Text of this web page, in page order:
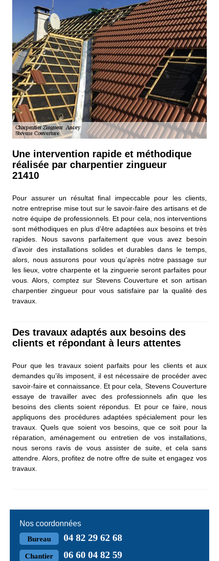
Une intervention rapide et méthodique
réalisée par charpentier zingueur
21410
Pour assurer un résultat final impeccable pour les clients,
notre entreprise mise tout sur le savoir-faire des artisans et de
notre équipe de professionnels. Et pour cela, nos interventions
sont méthodiques en plus d’être adaptées aux besoins et très
rapides. Nous savons parfaitement que vous avez besoin
d’avoir des installations solides et durables dans le temps,
alors, nous assurons pour vous qu’après notre passage sur
les lieux, votre charpente et la zinguerie seront parfaites pour
vous. Alors, comptez sur Stevens Couverture et son artisan
charpentier zingueur pour vous satisfaire par la qualité des
travaux.
Des travaux adaptés aux besoins des
clients et répondant à leurs attentes
Pour que les travaux soient parfaits pour les clients et aux
demandes qu’ils imposent, il est nécessaire de procéder avec
savoir-faire et connaissance. Et pour cela, Stevens Couverture
essaye de travailler avec des professionnels afin que les
besoins des clients soient répondus. Et pour ce faire, nous
appliquons des procédures adaptées spécialement pour les
travaux. Quels que soient vos besoins, que ce soit pour la
réparation, aménagement ou entretien de vos installations,
nous serons ravis de vous assister de suite, et cela sans
attendre. Alors, profitez de notre offre de suite et engagez vos
travaux.
Nos coordonnées
Bureau 04 82 29 62 68
Chantier 06 60 04 82 59